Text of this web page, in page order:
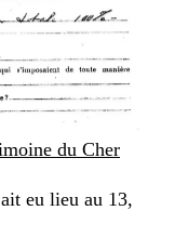
du Cher
eu lieu au 13,